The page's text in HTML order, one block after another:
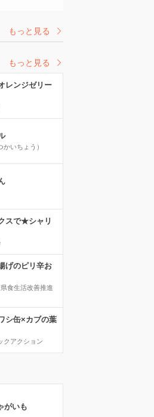
もっと見る
もっと見る
レンジゼリー
いちょう）
スで★シャリ
げのピリ辛お
食生活改善推進
シ缶×カブの葉
クアクション
がいも